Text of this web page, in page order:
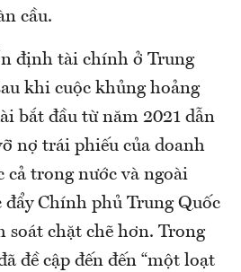
cầu.
định tài chính ở Trung
khi cuộc khủng hoảng
bắt đầu từ năm 2021 dẫn
nợ trái phiếu của doanh
cả trong nước và ngoài
Chính phủ Trung Quốc
soát chặt chẽ hơn. Trong
đề cập đến đến “một loạt